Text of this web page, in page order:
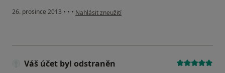
26. prosince 2013 • • • podle názoru uživatele Váš účet byl odstraněn
Nahlásit zneužití
Váš účet byl odstraněn